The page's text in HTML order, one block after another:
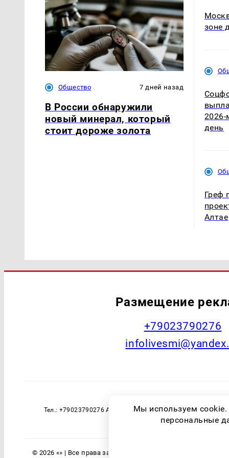
Общество 7 дней назад
В России обнаружили
новый минерал, который
стоит дороже золота
зоне
2026-
день
Греф
Алтае
Размещение
+79023790276
Тел.: +79023790276 Адрес эл. почты:
технологий и
© 2026 «» | Все права защищены
Мы используем
персональные